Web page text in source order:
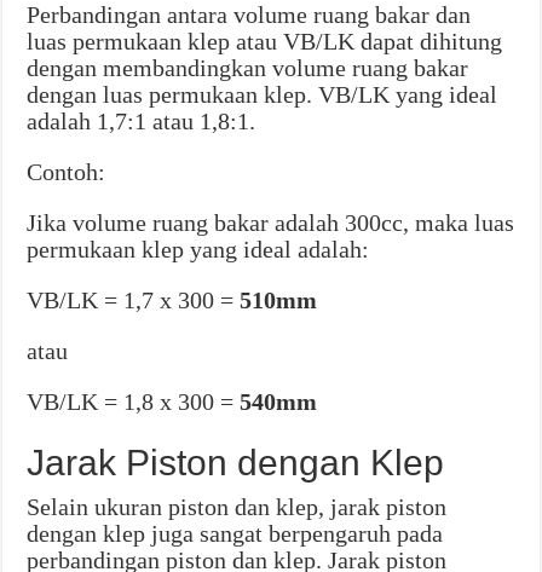
Perbandingan antara volume ruang bakar dan
luas permukaan klep atau VB/LK dapat dihitung
dengan membandingkan volume ruang bakar
dengan luas permukaan klep. VB/LK yang ideal
adalah 1,7:1 atau 1,8:1.
Contoh:
Jika volume ruang bakar adalah 300cc, maka luas
permukaan klep yang ideal adalah:
VB/LK = 1,7 x 300 =510mm
atau
VB/LK = 1,8 x 300 =540mm
Jarak Piston dengan Klep
Selain ukuran piston dan klep, jarak piston
dengan klep juga sangat berpengaruh pada
perbandingan piston dan klep. Jarak piston